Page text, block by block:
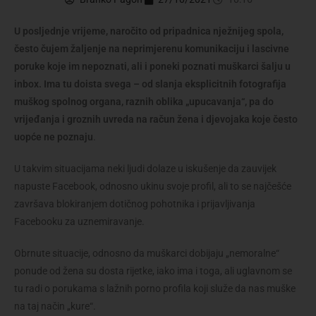
U posljednje vrijeme, naročito od pripadnica nježnijeg spola,
često čujem žaljenje na neprimjerenu komunikaciju i lascivne
poruke koje im nepoznati, ali i poneki poznati muškarci šalju u
inbox. Ima tu doista svega – od slanja eksplicitnih fotografija
muškog spolnog organa, raznih oblika „upucavanja“, pa do
vrijeđanja i groznih uvreda na račun žena i djevojaka koje često
uopće ne poznaju
U takvim situacijama neki ljudi dolaze u iskušenje da zauvijek
napuste Facebook, odnosno ukinu svoje profil, ali to se najčešće
završava blokiranjem dotičnog pohotnika i prijavljivanja
Facebooku za uznemiravanje.
Obrnute situacije, odnosno da muškarci dobijaju „nemoralne“
ponude od žena su dosta rijetke, iako ima i toga, ali uglavnom se
tu radi o porukama s lažnih porno profila koji služe da nas muške
na taj način „kure“.